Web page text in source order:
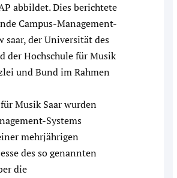
abbildet. Dies berichtete
Campus-Management-
saar, der Universität des
der Hochschule für Musik
und Bund im Rahmen
Musik Saar wurden
Systems
mehrjährigen
des so genannten
die